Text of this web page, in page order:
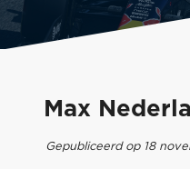
Max
Gepubliceerd op 18